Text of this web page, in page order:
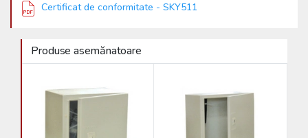
Certificat de conformitate - SKY511
Produse asemănatoare